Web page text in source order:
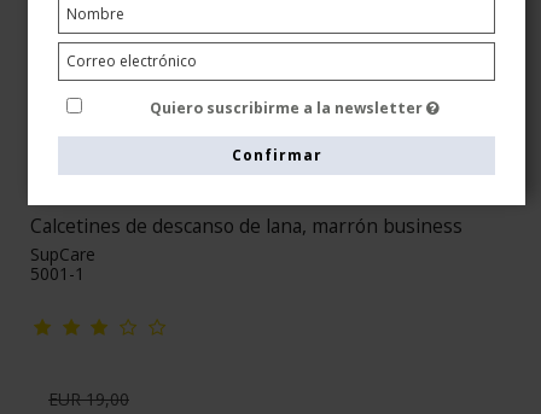
Calcetines de descanso de lana, marrón business
SupCare
5001-1
EUR 19,00
Quiero suscribirme a la newsletter
Confirmar